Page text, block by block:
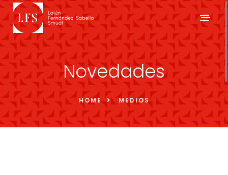
Novedades
HOME MEDIOS